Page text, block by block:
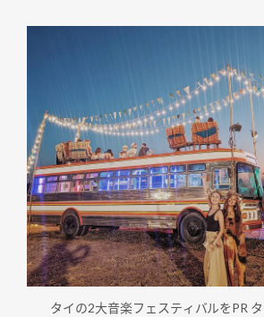
タイの2大音楽フェスティバルをPR